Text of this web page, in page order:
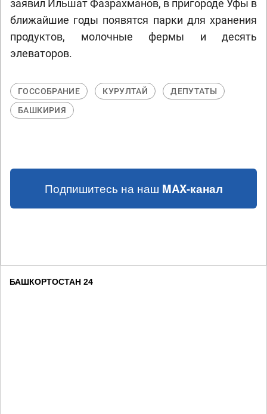
заявил Ильшат Фазрахманов, в пригороде Уфы в
ближайшие годы появятся парки для хранения
продуктов, молочные фермы и десять
элеваторов.
ГОССОБРАНИЕ КУРУЛТАЙ
ДЕПУТАТЫ
БАШКИРИЯ
Подпишитесь на наш MAX-канал
БАШКОРТОСТАН 24